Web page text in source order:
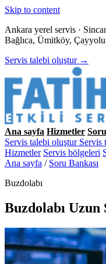
Skip to content
Ankara yerel servis ·
Bağlıca, Ümitköy,
Servis talebi oluştur →
Ana sayfa Hizmetler
Servis talebi oluştur Servis
Hizmetler Servis bölgeleri
Ana sayfa / Soru Bankası
Buzdolabı
Buzdolabı Uzun